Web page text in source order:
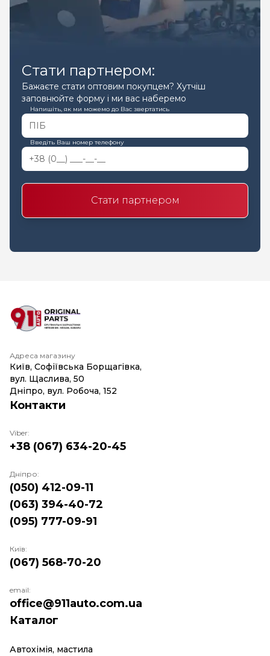
Стати партнером:
Бажаєте стати оптовим покупцем? Хутчіш
заповнюйте форму і ми вас наберемо
Напишіть, як ми можемо до Вас звертатись
Введіть Ваш номер телефону
Стати партнером
Адреса магазину
Київ, Софіївська Борщагівка,
вул. Щаслива, 50
Дніпро, вул. Робоча, 152
Каталог
Автохімія, мастила
Контакти
Viber:
+38 (067) 634-20-45
Дніпро:
(050) 412-09-11
(063) 394-40-72
(095) 777-09-91
Київ:
(067) 568-70-20
email:
office@911auto.com.ua